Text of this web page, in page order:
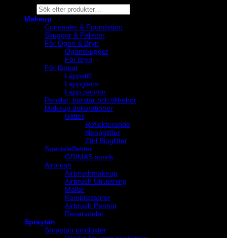
Products
search
Makeup
Concealer & Foundation
Skuggor & Paletter
För Ögon & Bryn
Ögonskuggor
För bryn
För läppar
Läppstift
Läppglans
Läpp pennor
Penslar, borstar och tillbehör
Makeup dekorationer
Glitter
Reflekterande
Neonglitter
Ztirl Bioglitter
Specialeffekter
GRIMAS smink
Airbrush
Airbrushmakeup
Airbrush Utrustning
Mallar
Kompressorer
Airbrush Pennor
Reservdelar
Spraytan
Spraytan produkter